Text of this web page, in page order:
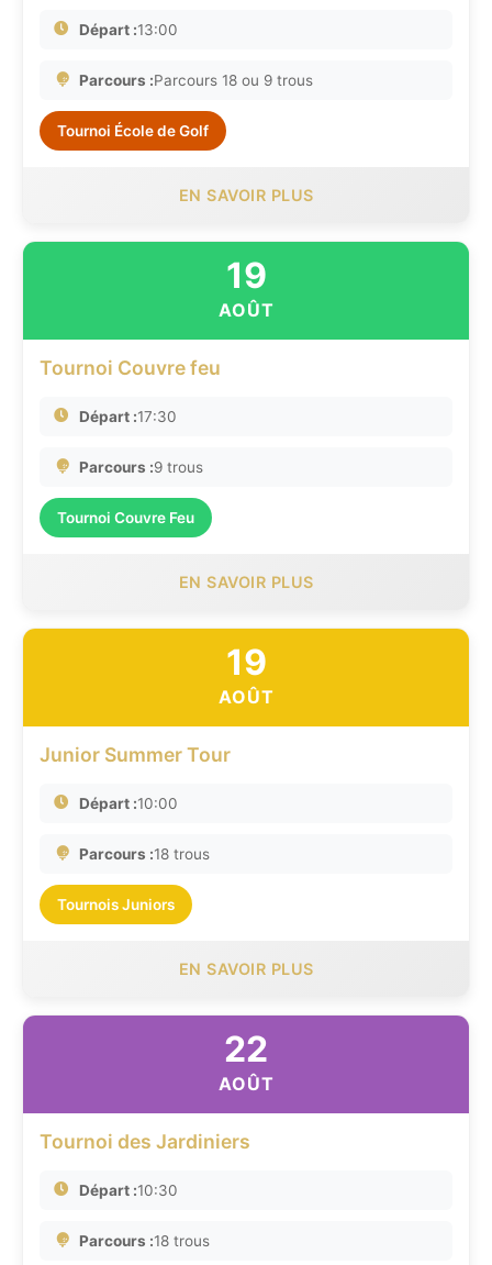
Départ :13:00
Parcours :Parcours 18 ou 9 trous
Tournoi École de Golf
EN SAVOIR PLUS
19
AOÛT
Tournoi Couvre feu
Départ :17:30
Parcours :9 trous
Tournoi Couvre Feu
EN SAVOIR PLUS
19
AOÛT
Junior Summer Tour
Départ :10:00
Parcours :18 trous
Tournois Juniors
EN SAVOIR PLUS
22
AOÛT
Tournoi des Jardiniers
Départ :10:30
Parcours :18 trous